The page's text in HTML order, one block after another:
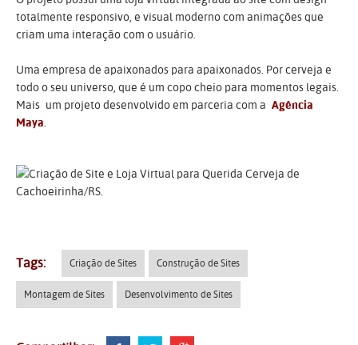
totalmente responsivo, e visual moderno com animações que
criam uma interação com o usuário.
Uma empresa de apaixonados para apaixonados. Por cerveja e
todo o seu universo, que é um copo cheio para momentos legais.
Mais um projeto desenvolvido em parceria com a Agência
Maya
Tags: Criação de Sites Construção de Sites
Montagem de Sites Desenvolvimento de Sites